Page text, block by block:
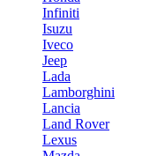
Infiniti
Isuzu
Iveco
Jeep
Lada
Lamborghini
Lancia
Land Rover
Lexus